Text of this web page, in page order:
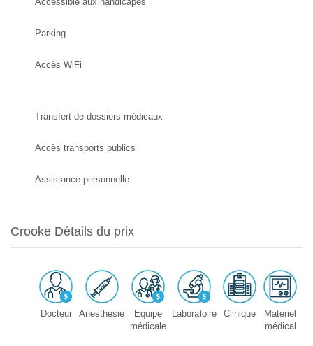
Parking
Accès WiFi
Transfert de dossiers médicaux
Accès transports publics
Assistance personnelle
Crooke Détails du prix
Docteur Anesthésie
Equipe
médicale
Laboratoire Clinique
Matériel
médical